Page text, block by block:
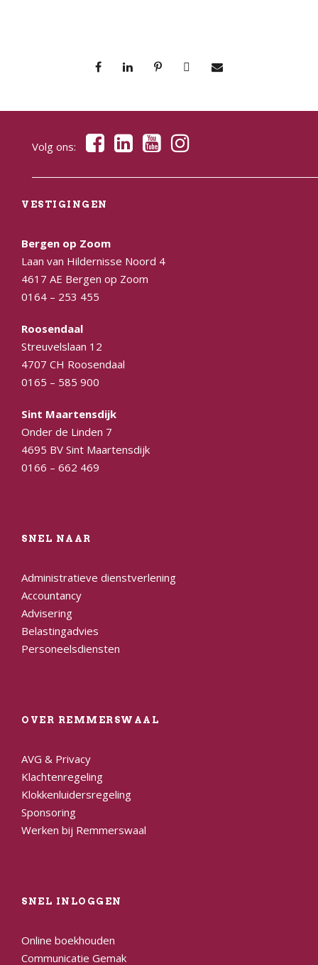
Volg ons:
VESTIGINGEN
Bergen op Zoom
Laan van Hildernisse Noord 4
4617 AE Bergen op Zoom
0164 – 253 455
Roosendaal
Streuvelslaan 12
4707 CH Roosendaal
0165 – 585 900
Sint Maartensdijk
Onder de Linden 7
4695 BV Sint Maartensdijk
0166 – 662 469
SNEL NAAR
Administratieve dienstverlening
Accountancy
Advisering
Belastingadvies
Personeelsdiensten
OVER REMMERSWAAL
AVG & Privacy
Klachtenregeling
Klokkenluidersregeling
Sponsoring
Werken bij Remmerswaal
SNEL INLOGGEN
Online boekhouden
Communicatie Gemak